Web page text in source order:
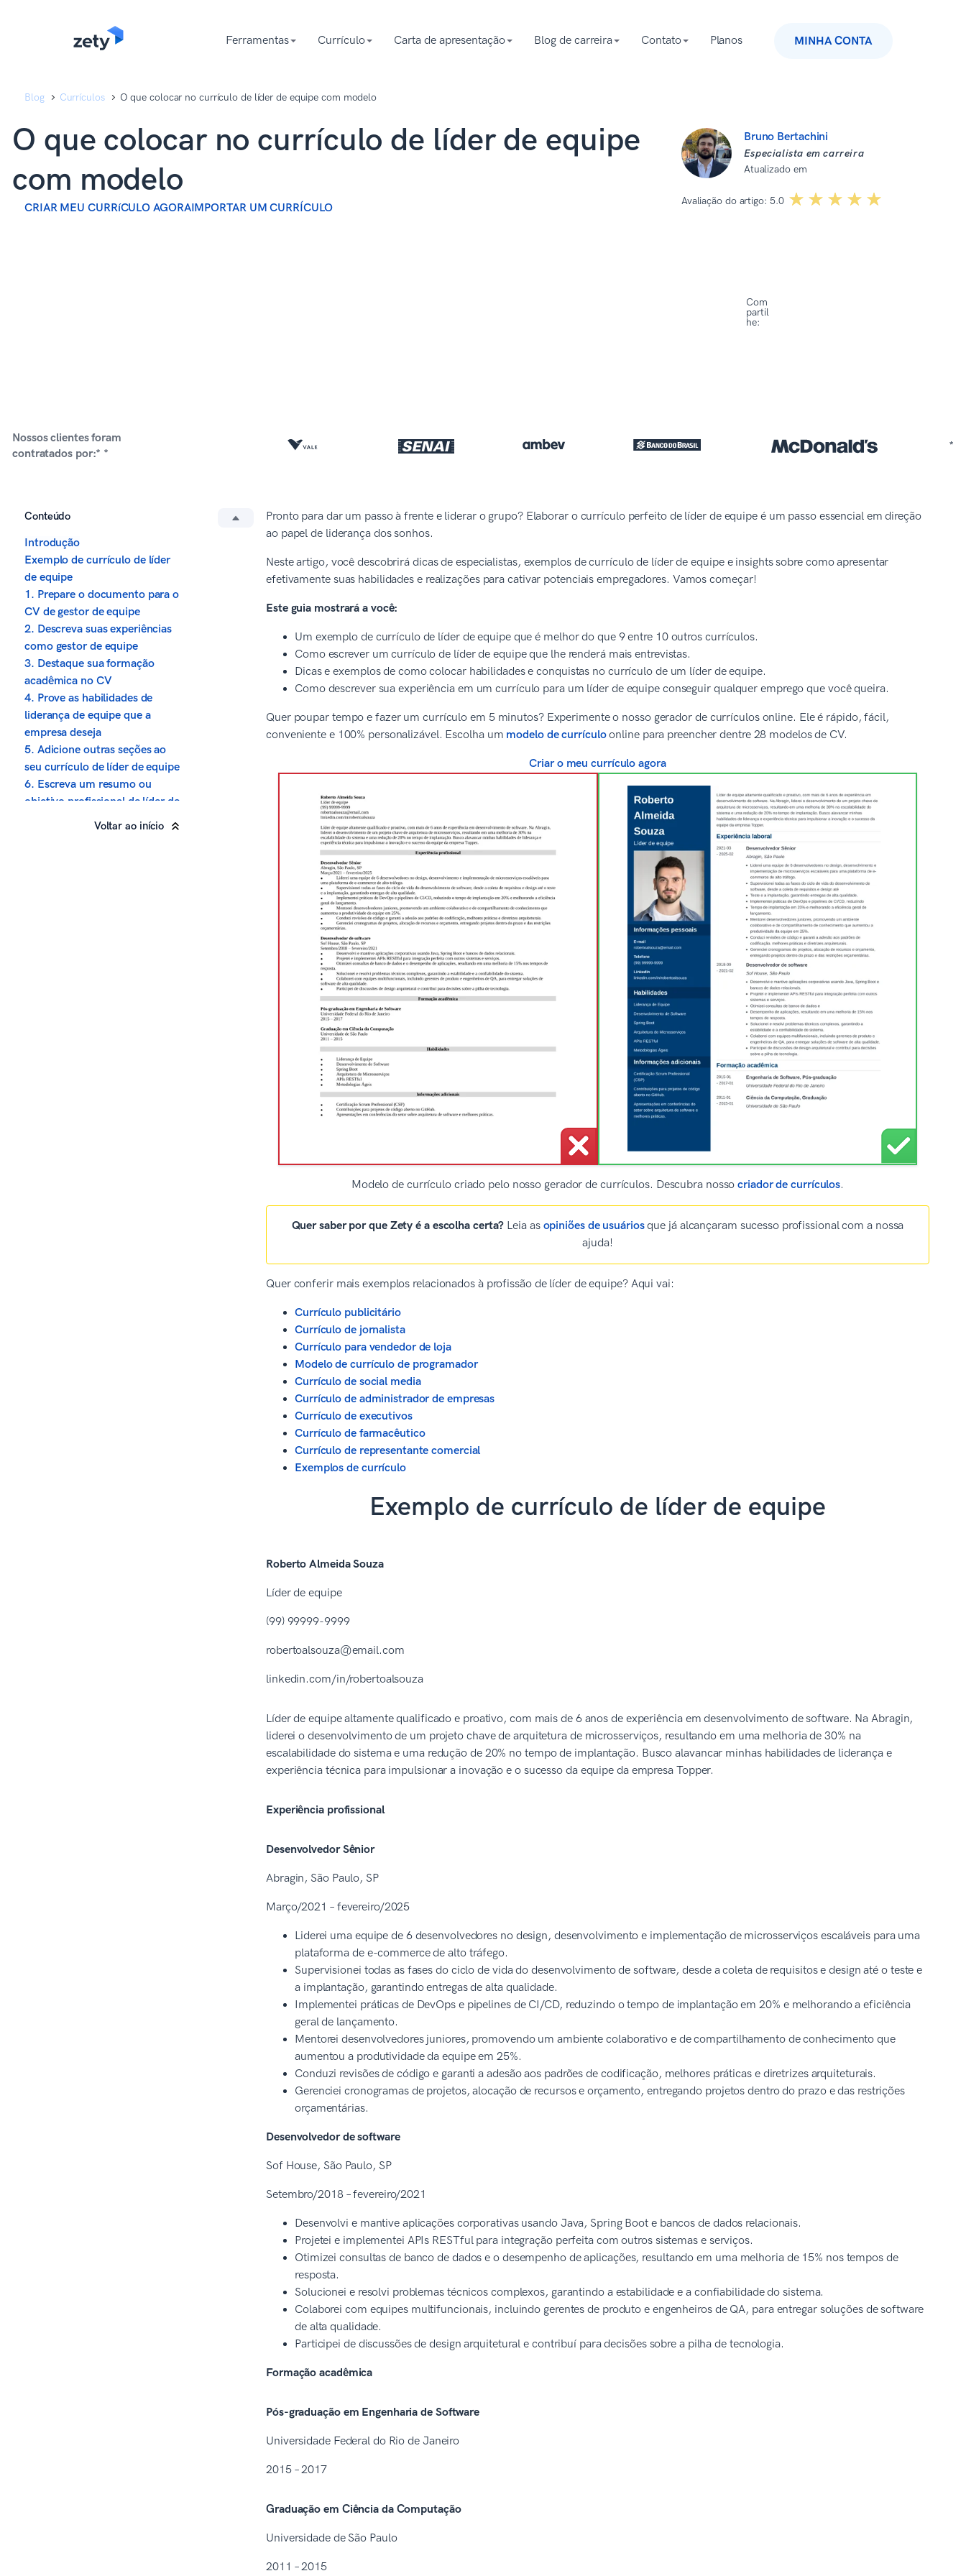
Ferramentas Currículo Carta de apresentação Blog de carreira Contato Planos MINHA CONTA
Blog Currículos O que colocar no currículo de líder de equipe com modelo
O que colocar no currículo de líder de equipe
com modelo
CRIAR MEU CURRíCULO AGORAIMPORTAR UM CURRÍCULO
Bruno Bertachini
Especialista em carreira
Atualizado em
Avaliação do artigo: 5.0 ☆☆☆☆☆
★★★★★
Com
partil
he:
Nossos clientes foram
contratados por:* *
*
Conteúdo
Introdução
Exemplo de currículo de líder
de equipe
1. Prepare o documento para o
CV de gestor de equipe
2. Descreva suas experiências
como gestor de equipe
3. Destaque sua formação
acadêmica no CV
4. Prove as habilidades de
liderança de equipe que a
empresa deseja
5. Adicione outras seções ao
seu currículo de líder de equipe
6. Escreva um resumo ou
objetivo profissional de líder de
Voltar ao início
Pronto para dar um passo à frente e liderar o grupo? Elaborar o currículo perfeito de líder de equipe é um passo essencial em direção
ao papel de liderança dos sonhos.
Neste artigo, você descobrirá dicas de especialistas, exemplos de currículo de líder de equipe e insights sobre como apresentar
efetivamente suas habilidades e realizações para cativar potenciais empregadores. Vamos começar!
Este guia mostrará a você:
Um exemplo de currículo de líder de equipe que é melhor do que 9 entre 10 outros currículos.
Como escrever um currículo de líder de equipe que lhe renderá mais entrevistas.
Dicas e exemplos de como colocar habilidades e conquistas no currículo de um líder de equipe.
Como descrever sua experiência em um currículo para um líder de equipe conseguir qualquer emprego que você queira.
Quer poupar tempo e fazer um currículo em 5 minutos? Experimente o nosso gerador de currículos online. Ele é rápido, fácil,
conveniente e 100% personalizável. Escolha um modelo de currículoonline para preencher dentre 28 modelos de CV.
Criar o meu currículo agora
Modelo de currículo criado pelo nosso gerador de currículos. Descubra nossocriador de currículos.
Quer saber por que Zety é a escolha certa? Leia as opiniões de usuáriosque já alcançaram sucesso profissional com a nossa
ajuda!
Quer conferir mais exemplos relacionados à profissão de líder de equipe? Aqui vai:
Currículo publicitário
Currículo de jornalista
Currículo para vendedor de loja
Modelo de currículo de programador
Currículo de social media
Currículo de administrador de empresas
Currículo de executivos
Currículo de farmacêutico
Currículo de representante comercial
Exemplos de currículo
Exemplo de currículo de líder de equipe
Roberto Almeida Souza
Líder de equipe
(99) 99999-9999
robertoalsouza@email.com
linkedin.com/in/robertoalsouza
Líder de equipe altamente qualificado e proativo, com mais de 6 anos de experiência em desenvolvimento de software. Na Abragin,
liderei o desenvolvimento de um projeto chave de arquitetura de microsserviços, resultando em uma melhoria de 30% na
escalabilidade do sistema e uma redução de 20% no tempo de implantação. Busco alavancar minhas habilidades de liderança e
experiência técnica para impulsionar a inovação e o sucesso da equipe da empresa Topper.
Experiência profissional
Desenvolvedor Sênior
Abragin, São Paulo, SP
Março/2021 – fevereiro/2025
Liderei uma equipe de 6 desenvolvedores no design, desenvolvimento e implementação de microsserviços escaláveis para uma
plataforma de e-commerce de alto tráfego.
Supervisionei todas as fases do ciclo de vida do desenvolvimento de software, desde a coleta de requisitos e design até o teste e
a implantação, garantindo entregas de alta qualidade.
Implementei práticas de DevOps e pipelines de CI/CD, reduzindo o tempo de implantação em 20% e melhorando a eficiência
geral de lançamento.
Mentorei desenvolvedores juniores, promovendo um ambiente colaborativo e de compartilhamento de conhecimento que
aumentou a produtividade da equipe em 25%.
Conduzi revisões de código e garanti a adesão aos padrões de codificação, melhores práticas e diretrizes arquiteturais.
Gerenciei cronogramas de projetos, alocação de recursos e orçamento, entregando projetos dentro do prazo e das restrições
orçamentárias.
Desenvolvedor de software
Sof House, São Paulo, SP
Setembro/2018 – fevereiro/2021
Desenvolvi e mantive aplicações corporativas usando Java, Spring Boot e bancos de dados relacionais.
Projetei e implementei APIs RESTful para integração perfeita com outros sistemas e serviços.
Otimizei consultas de banco de dados e o desempenho de aplicações, resultando em uma melhoria de 15% nos tempos de
resposta.
Solucionei e resolvi problemas técnicos complexos, garantindo a estabilidade e a confiabilidade do sistema.
Colaborei com equipes multifuncionais, incluindo gerentes de produto e engenheiros de QA, para entregar soluções de software
de alta qualidade.
Participei de discussões de design arquitetural e contribuí para decisões sobre a pilha de tecnologia.
Formação acadêmica
Pós-graduação em Engenharia de Software
Universidade Federal do Rio de Janeiro
2015 – 2017
Graduação em Ciência da Computação
Universidade de São Paulo
2011 – 2015